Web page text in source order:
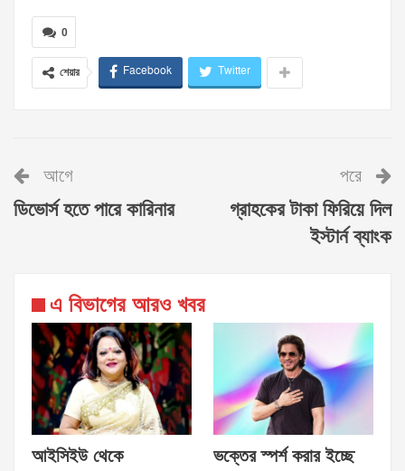
0
শেয়ার Facebook Twitter
আগে
ডিভোর্স হতে পারে কারিনার
পরে
গ্রাহকের টাকা ফিরিয়ে দিল
ইস্টার্ন ব্যাংক
এ বিভাগের আরও খবর
আইসিইউ থেকে
ভক্তের স্পর্শ করার ইচ্ছে